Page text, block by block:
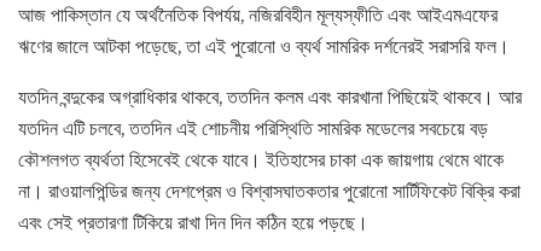
আজ পাকিস্তান যে অর্থনৈতিক বিপর্যয়, নজিরবিহীন মূল্যস্ফীতি এবং আইএমএফের
ঋণের জালে আটকা পড়েছে, তা এই পুরোনো ও ব্যর্থ সামরিক দর্শনেরই সরাসরি ফল।
যতদিন বন্দুকের অগ্রাধিকার থাকবে, ততদিন কলম এবং কারখানা পিছিয়েই থাকবে। আর
যতদিন এটি চলবে, ততদিন এই শোচনীয় পরিস্থিতি সামরিক মডেলের সবচেয়ে বড়
কৌশলগত ব্যর্থতা হিসেবেই থেকে যাবে। ইতিহাসের চাকা এক জায়গায় থেমে থাকে
না। রাওয়ালপিন্ডির জন্য দেশপ্রেম ও বিশ্বাসঘাতকতার পুরোনো সার্টিফিকেট বিক্রি করা
এবং সেই প্রতারণা টিকিয়ে রাখা দিন দিন কঠিন হয়ে পড়ছে।